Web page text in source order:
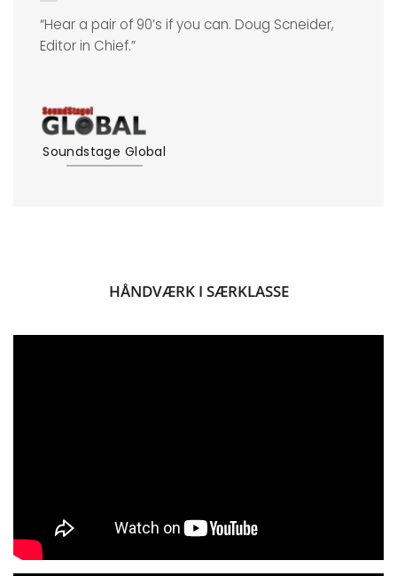
“Hear a pair of 90’s if you can. Doug Scneider,
Editor in Chief.”
Soundstage Global
HÅNDVÆRK I SÆRKLASSE